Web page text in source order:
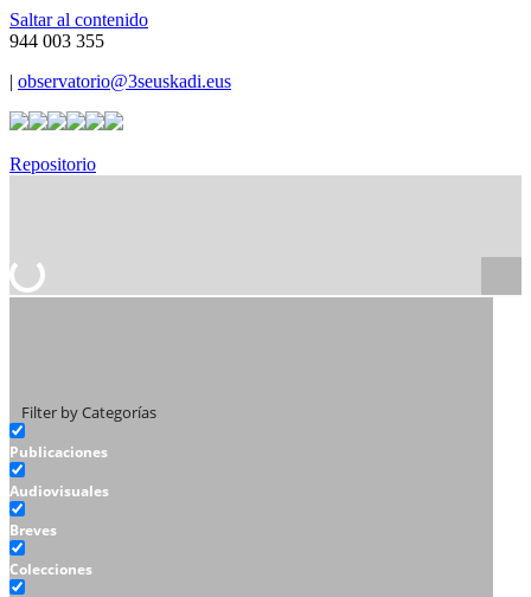
Saltar al contenido
944 003 355
| observatorio@3seuskadi.eus
Repositorio
Filter by Categorías
Publicaciones
Audiovisuales
Breves
Colecciones